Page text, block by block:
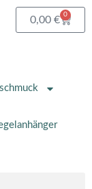
0,00 € 0